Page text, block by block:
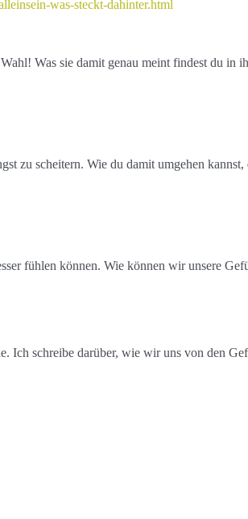
was-steckt-dahinter.html
Was sie damit genau meint findest du in
zu scheitern. Wie du damit umgehen
fühlen können. Wie können wir unsere
schreibe darüber, wie wir uns von den